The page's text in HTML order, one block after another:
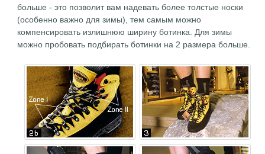
больше - это позволит вам надевать более толстые носки
(особенно важно для зимы), тем самым можно
компенсировать излишнюю ширину ботинка. Для зимы
можно пробовать подбирать ботинки на 2 размера больше.